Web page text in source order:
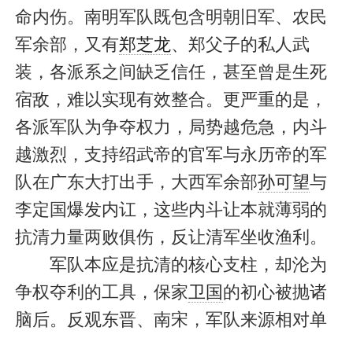
命内伤。南明军队既包含明朝旧军、农民
军余部，又有郑芝龙、郑父子的私人武
装，各派系之间缺乏信任，甚至曾是生死
宿敌，难以实现有效整合。更严重的是，
各派军队为争夺权力，局势越危急，内斗
越激烈，支持绍武帝的官军与永历帝的军
队在广东大打出手，大西军余部孙可望与
李定国爆发内讧，这些内斗让本就薄弱的
抗清力量两败俱伤，反让清军坐收渔利。
军队本应是抗清的核心支柱，却沦为
争权夺利的工具，保家卫国的初心被抛诸
脑后。反观东晋、南宋，军队来源相对单